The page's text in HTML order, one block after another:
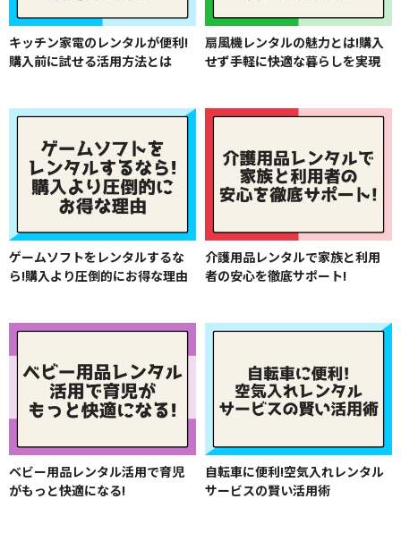
キッチン家電のレンタルが便利!
購入前に試せる活用方法とは
扇風機レンタルの魅力とは!購入
せず手軽に快適な暮らしを実現
ゲームソフトをレンタルするな
ら!購入より圧倒的にお得な理由
介護用品レンタルで家族と利用
者の安心を徹底サポート!
ベビー用品レンタル活用で育児
がもっと快適になる!
自転車に便利!空気入れレンタル
サービスの賢い活用術